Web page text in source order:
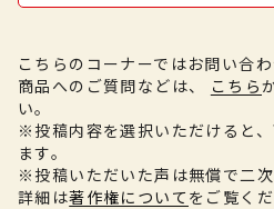
こちらのコーナーではお問い合
商品へのご質問などは、
こちら
い。
※投稿内容を選択いただけると
ます。
※投稿いただいた声は無償で二次
詳細は著作権について をご覧くだ